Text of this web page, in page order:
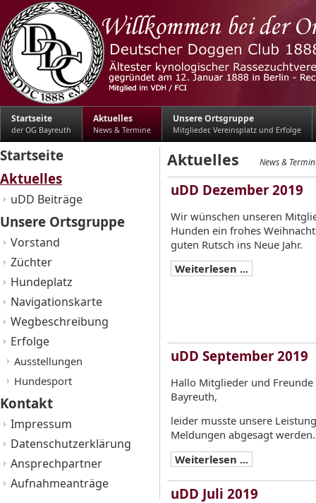
Startseite
der OG Bayreuth
Aktuelles
News & Termine
Unsere Ortsgruppe
Mitglieder, Vereinsplatz und Erfolge
Startseite
Aktuelles
uDD Beiträge
Unsere Ortsgruppe
Vorstand
Züchter
Hundeplatz
Navigationskarte
Wegbeschreibung
Erfolge
Ausstellungen
Hundesport
Kontakt
Impressum
Datenschutzerklärung
Ansprechpartner
Aufnahmeanträge
Aktuelles News &
uDD Dezember 2019
Wir wünschen unseren
Hunden ein frohes
guten Rutsch ins Neue Jahr.
Weiterlesen ...
uDD September 2019
Hallo Mitglieder und
Bayreuth,
leider musste unsere
Meldungen abgesagt werden.
Weiterlesen ...
uDD Juli 2019